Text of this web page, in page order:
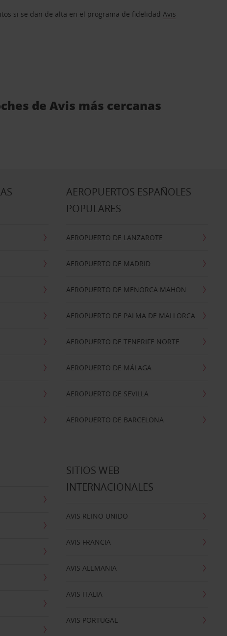
si se dan de alta en el programa de fidelidadAvis
de Avis más cercanas
AEROPUERTOS ESPAÑOLES
POPULARES
AEROPUERTO DE LANZAROTE
AEROPUERTO DE MADRID
AEROPUERTO DE MENORCA MAHON
AEROPUERTO DE PALMA DE MALLORCA
AEROPUERTO DE TENERIFE NORTE
AEROPUERTO DE MÁLAGA
AEROPUERTO DE SEVILLA
AEROPUERTO DE BARCELONA
SITIOS WEB
INTERNACIONALES
AVIS REINO UNIDO
AVIS FRANCIA
AVIS ALEMANIA
AVIS ITALIA
AVIS PORTUGAL